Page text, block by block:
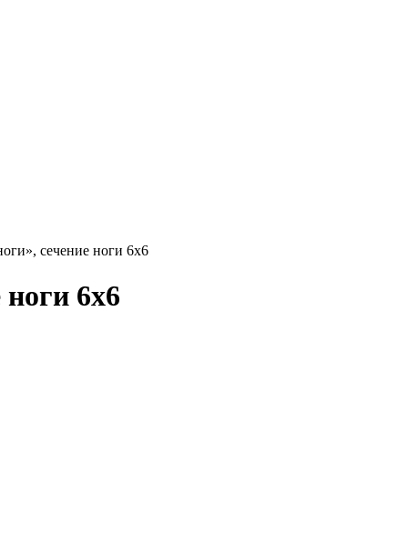
сечение ноги 6х6
6х6